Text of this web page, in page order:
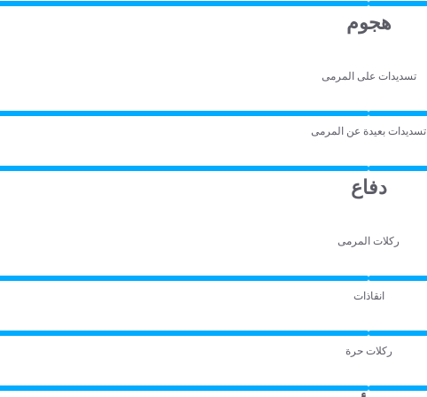
هجوم
تسديدات على المرمى
تسديدات بعيدة عن المرمى
دفاع
ركلات المرمى
انقاذات
ركلات حرة